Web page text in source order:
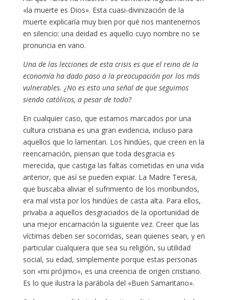
«la muerte es Dios». Esta cuasi-divinización de la
muerte explicaría muy bien por qué nos mantenemos
en silencio: una deidad es aquello cuyo nombre no se
pronuncia en vano.
Una de las lecciones de esta crisis es que el reino de la
economía ha dado paso a la preocupación por los más
vulnerables. ¿No es esto una señal de que seguimos
siendo católicos, a pesar de todo?
En cualquier caso, que estamos marcados por una
cultura cristiana es una gran evidencia, incluso para
aquellos que lo lamentan. Los hindúes, que creen en la
reencarnación, piensan que toda desgracia es
merecida, que castiga las faltas cometidas en una vida
anterior, que así se pueden expiar. La Madre Teresa,
que buscaba aliviar el sufrimiento de los moribundos,
era mal vista por los hindúes de casta alta. Para ellos,
privaba a aquellos desgraciados de la oportunidad de
una mejor encarnación la siguiente vez. Creer que las
víctimas deben ser socorridas, sean quienes sean, y en
particular cualquiera que sea su religión, su utilidad
social, su edad, simplemente porque estas personas
son «mi prójimo», es una creencia de origen cristiano.
Es lo que ilustra la parábola del «Buen Samaritano».